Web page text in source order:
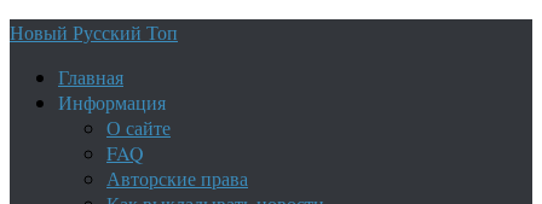
Новый Русский Топ
Главная
Информация
О сайте
FAQ
Авторские права